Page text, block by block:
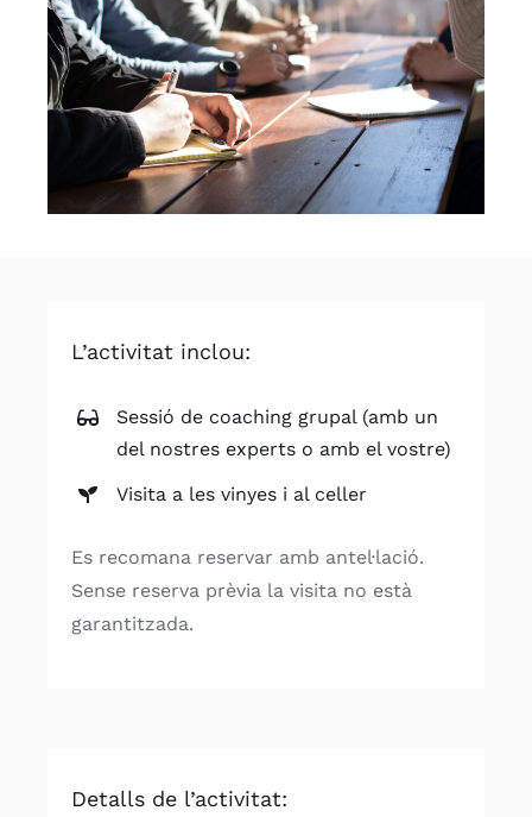
L’activitat inclou:
Sessió de coaching grupal (amb un
del nostres experts o amb el vostre)
Visita a les vinyes i al celler
Es recomana reservar amb antel·lació.
Sense reserva prèvia la visita no està
garantitzada.
Detalls de l’activitat: